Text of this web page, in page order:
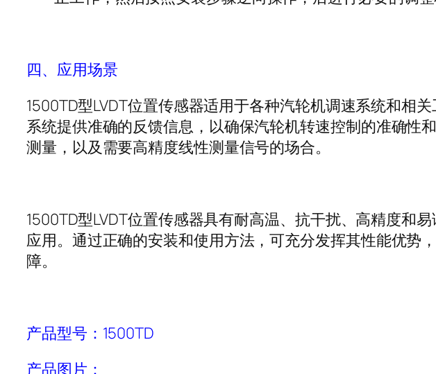
四、应用场景
1500TD型LVDT位置传感器适用于各种汽轮机调速系统和相
系统提供准确的反馈信息，以确保汽轮机转速控制的准确性
测量，以及需要高精度线性测量信号的场合。
1500TD型LVDT位置传感器具有耐高温、抗干扰、高精度和
应用。通过正确的安装和使用方法，可充分发挥其性能优势
障。
产品型号： 1500TD
产品图片：